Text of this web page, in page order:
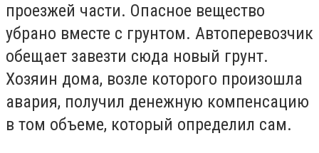
проезжей части. Опасное вещество
убрано вместе с грунтом. Автоперевозчик
обещает завезти сюда новый грунт.
Хозяин дома, возле которого произошла
авария, получил денежную компенсацию
в том объеме, который определил сам.